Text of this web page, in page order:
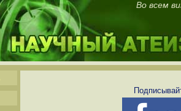
Во всем